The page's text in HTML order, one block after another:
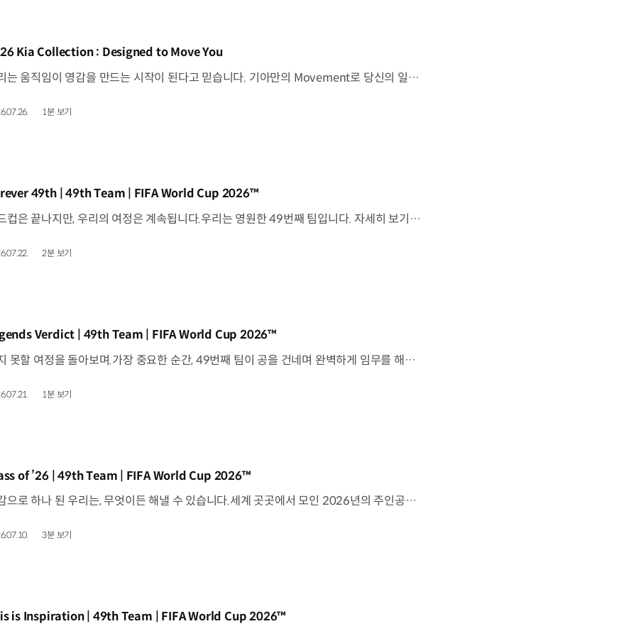
상]
Kia Collection : Designed to Move You
우리는 움직임이 영감을 만드는 시작이 된다고 믿습니다. 기아만의 Movement로 당신의 일상에 영감을 더해줄 2026 Kia Collection을 만나보세요. Designed to move you. Kia Collection 자세히 보기 ▶ #Kia #기아 #KiaCollection #기아컬렉션 #Designedtomoveyou #lifestyle
1분 보기
상] 49th | 49th Team | FIFA World Cup 2026™
월드컵은 끝나지만, 우리의 여정은 계속됩니다.우리는 영원한 49번째 팀입니다. 자세히 보기 ▶ #Kia #InspirationConnectsUsAll #49thTeam #OMBC #FIFAWorldCup2026 유튜브 쇼츠 보기 >
2분 보기
상]
Verdict | 49th Team | FIFA World Cup 2026™
잊지 못할 여정을 돌아보며.가장 중요한 순간, 49번째 팀이 공을 건네며 완벽하게 임무를 해낸 그 순간을 함께 돌아봅니다. 자세히 보기 ▶ #Kia #InspirationConnectsUsAll #49thTeam #OMBC #FIFAWorldCup2026 유튜브 쇼츠 보기 >
1분 보기
상]of ’26 | 49th Team | FIFA World Cup 2026™
영감으로 하나 된 우리는, 무엇이든 해낼 수 있습니다.세계 곳곳에서 모인 2026년의 주인공들이 FIFA 월드컵™ 오피셜 매치볼 캐리어로 꿈의 무대에 섰습니다. 자세히 보기 ▶ #Kia #InspirationConnectsUsAll #49thTeam #OMBC #FIFAWorldCup2026 유튜브 쇼츠 보기 >
3분 보기
상]
is Inspiration | 49th Team | FIFA World Cup 2026™